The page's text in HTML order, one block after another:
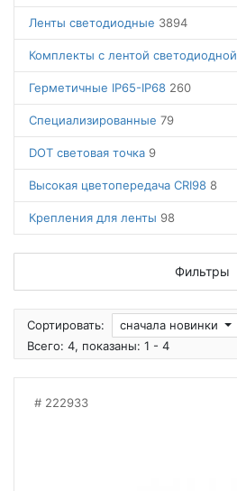
Ленты светодиодные 3894
Комплекты с лентой светодиодной
Герметичные IP65-IP68 260
Специализированные 79
DOT световая точка 9
Высокая цветопередача CRI98 8
Крепления для ленты 98
Фильтры
Сортировать:
сначала новинки
Всего: 4, показаны: 1 - 4
222933